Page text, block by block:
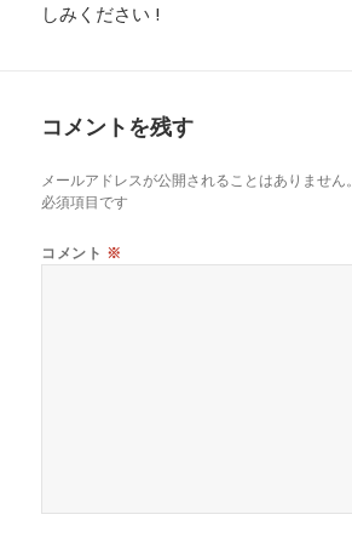
しみください !
コメントを残す
メールアドレスが公開されることはありません。
必須項目です
コメント ※